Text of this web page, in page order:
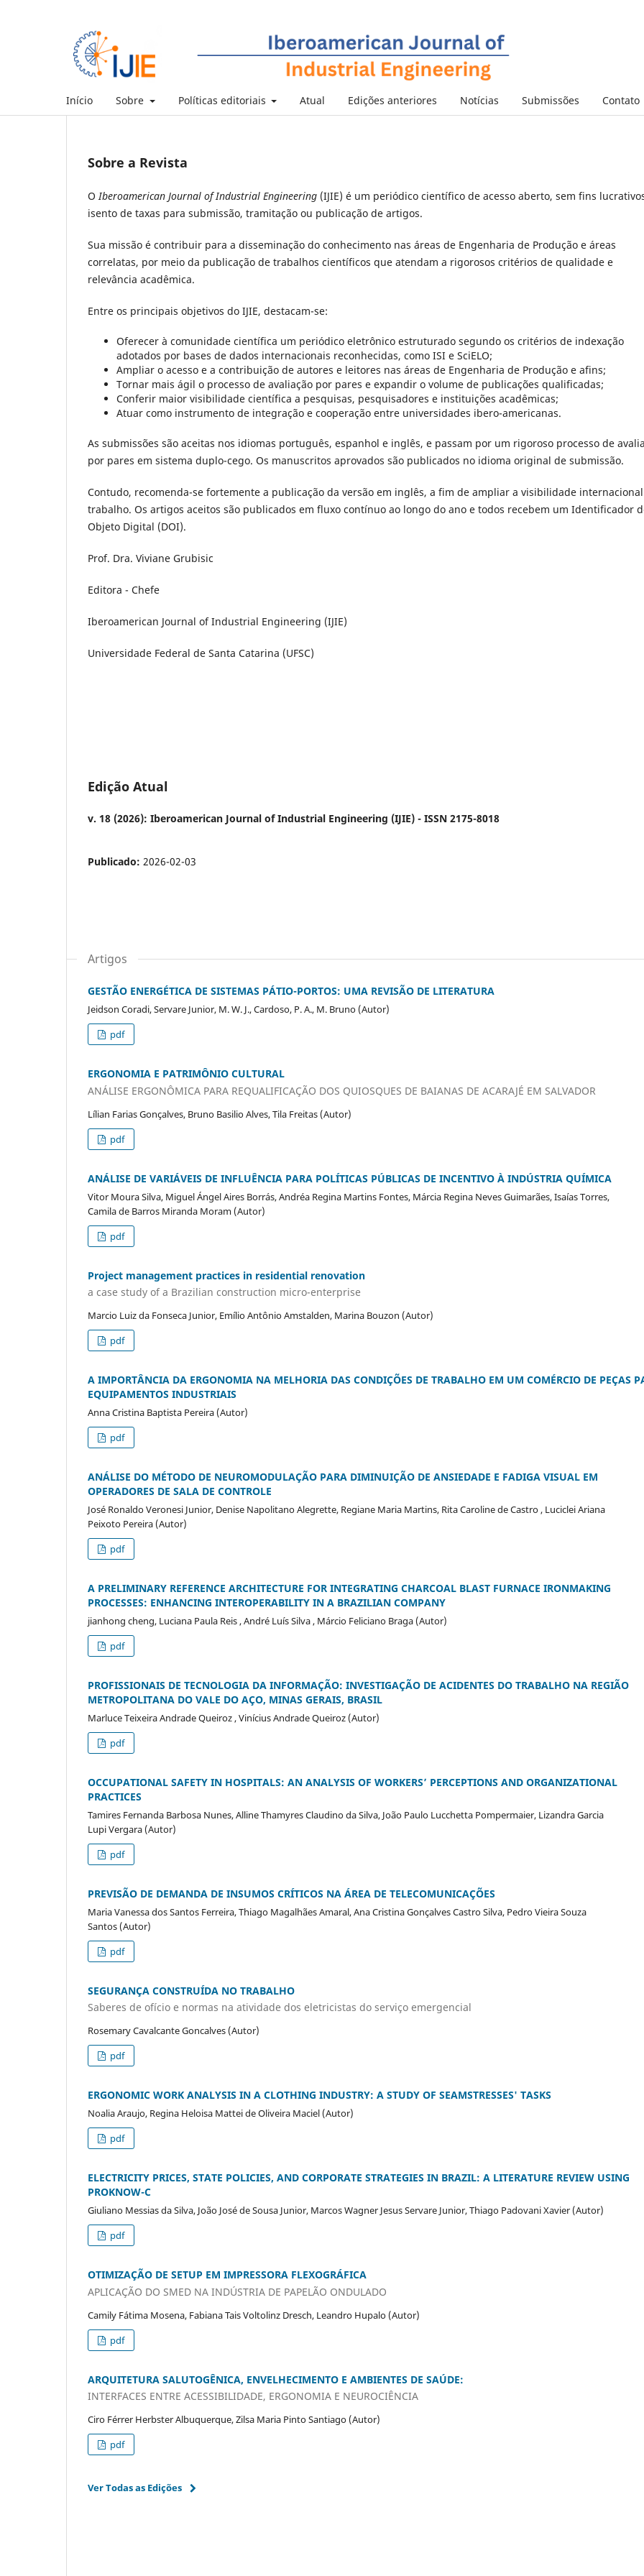
Início Sobre Políticas editoriais Atual Edições anteriores Notícias Submissões Contato
Sobre a Revista
OIberoamerican Journal of Industrial Engineering (IJIE) é um periódico científico de acesso aberto, sem fins
isento de taxas para submissão, tramitação ou publicação de artigos.
Sua missão é contribuir para a disseminação do conhecimento nas áreas de Engenharia de Produção e áreas
correlatas, por meio da publicação de trabalhos científicos que atendam a rigorosos critérios de qualidade e
relevância acadêmica.
Entre os principais objetivos do IJIE, destacam-se:
Oferecer à comunidade científica um periódico eletrônico estruturado segundo os critérios de indexação
adotados por bases de dados internacionais reconhecidas, como ISI e SciELO;
Ampliar o acesso e a contribuição de autores e leitores nas áreas de Engenharia de Produção e afins;
Tornar mais ágil o processo de avaliação por pares e expandir o volume de publicações qualificadas;
Conferir maior visibilidade científica a pesquisas, pesquisadores e instituições acadêmicas;
Atuar como instrumento de integração e cooperação entre universidades ibero-americanas.
As submissões são aceitas nos idiomas português, espanhol e inglês, e passam por um rigoroso processo de
por pares em sistema duplo-cego. Os manuscritos aprovados são publicados no idioma original de submissão.
Contudo, recomenda-se fortemente a publicação da versão em inglês, a fim de ampliar a visibilidade
trabalho. Os artigos aceitos são publicados em fluxo contínuo ao longo do ano e todos recebem um Identificador
Objeto Digital (DOI).
Prof. Dra. Viviane Grubisic
Editora - Chefe
Iberoamerican Journal of Industrial Engineering (IJIE)
Universidade Federal de Santa Catarina (UFSC)
Edição Atual
v. 18 (2026): Iberoamerican Journal of Industrial Engineering (IJIE) - ISSN 2175-8018
Publicado: 2026-02-03
Artigos
GESTÃO ENERGÉTICA DE SISTEMAS PÁTIO-PORTOS: UMA REVISÃO DE LITERATURA
Jeidson Coradi, Servare Junior, M. W. J., Cardoso, P. A., M. Bruno (Autor)
pdf
ERGONOMIA E PATRIMÔNIO CULTURAL
ANÁLISE ERGONÔMICA PARA REQUALIFICAÇÃO DOS QUIOSQUES DE BAIANAS DE ACARAJÉ EM SALVADOR
Lílian Farias Gonçalves, Bruno Basilio Alves, Tila Freitas (Autor)
pdf
ANÁLISE DE VARIÁVEIS DE INFLUÊNCIA PARA POLÍTICAS PÚBLICAS DE INCENTIVO À INDÚSTRIA QUÍMICA
Vitor Moura Silva, Miguel Ángel Aires Borrás, Andréa Regina Martins Fontes, Márcia Regina Neves Guimarães, Isaías Torres,
Camila de Barros Miranda Moram (Autor)
pdf
Project management practices in residential renovation
a case study of a Brazilian construction micro-enterprise
Marcio Luiz da Fonseca Junior, Emílio Antônio Amstalden, Marina Bouzon (Autor)
pdf
A IMPORTÂNCIA DA ERGONOMIA NA MELHORIA DAS CONDIÇÕES DE TRABALHO EM UM COMÉRCIO DE PEÇAS
EQUIPAMENTOS INDUSTRIAIS
Anna Cristina Baptista Pereira (Autor)
pdf
ANÁLISE DO MÉTODO DE NEUROMODULAÇÃO PARA DIMINUIÇÃO DE ANSIEDADE E FADIGA VISUAL EM
OPERADORES DE SALA DE CONTROLE
José Ronaldo Veronesi Junior, Denise Napolitano Alegrette, Regiane Maria Martins, Rita Caroline de Castro , Luciclei Ariana
Peixoto Pereira (Autor)
pdf
A PRELIMINARY REFERENCE ARCHITECTURE FOR INTEGRATING CHARCOAL BLAST FURNACE IRONMAKING
PROCESSES: ENHANCING INTEROPERABILITY IN A BRAZILIAN COMPANY
jianhong cheng, Luciana Paula Reis , André Luís Silva , Márcio Feliciano Braga (Autor)
pdf
PROFISSIONAIS DE TECNOLOGIA DA INFORMAÇÃO: INVESTIGAÇÃO DE ACIDENTES DO TRABALHO NA REGIÃO
METROPOLITANA DO VALE DO AÇO, MINAS GERAIS, BRASIL
Marluce Teixeira Andrade Queiroz , Vinícius Andrade Queiroz (Autor)
pdf
OCCUPATIONAL SAFETY IN HOSPITALS: AN ANALYSIS OF WORKERS’ PERCEPTIONS AND ORGANIZATIONAL
PRACTICES
Tamires Fernanda Barbosa Nunes, Alline Thamyres Claudino da Silva, João Paulo Lucchetta Pompermaier, Lizandra Garcia
Lupi Vergara (Autor)
pdf
PREVISÃO DE DEMANDA DE INSUMOS CRÍTICOS NA ÁREA DE TELECOMUNICAÇÕES
Maria Vanessa dos Santos Ferreira, Thiago Magalhães Amaral, Ana Cristina Gonçalves Castro Silva, Pedro Vieira Souza
Santos (Autor)
pdf
SEGURANÇA CONSTRUÍDA NO TRABALHO
Saberes de ofício e normas na atividade dos eletricistas do serviço emergencial
Rosemary Cavalcante Goncalves (Autor)
pdf
ERGONOMIC WORK ANALYSIS IN A CLOTHING INDUSTRY: A STUDY OF SEAMSTRESSES' TASKS
Noalia Araujo, Regina Heloisa Mattei de Oliveira Maciel (Autor)
pdf
ELECTRICITY PRICES, STATE POLICIES, AND CORPORATE STRATEGIES IN BRAZIL: A LITERATURE REVIEW USING
PROKNOW-C
Giuliano Messias da Silva, João José de Sousa Junior, Marcos Wagner Jesus Servare Junior, Thiago Padovani Xavier (Autor)
pdf
OTIMIZAÇÃO DE SETUP EM IMPRESSORA FLEXOGRÁFICA
APLICAÇÃO DO SMED NA INDÚSTRIA DE PAPELÃO ONDULADO
Camily Fátima Mosena, Fabiana Tais Voltolinz Dresch, Leandro Hupalo (Autor)
pdf
ARQUITETURA SALUTOGÊNICA, ENVELHECIMENTO E AMBIENTES DE SAÚDE:
INTERFACES ENTRE ACESSIBILIDADE, ERGONOMIA E NEUROCIÊNCIA
Ciro Férrer Herbster Albuquerque, Zilsa Maria Pinto Santiago (Autor)
pdf
Ver Todas as Edições